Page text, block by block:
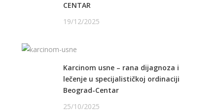
CENTAR
19/12/2025
Karcinom usne – rana dijagnoza i
lečenje u specijalističkoj ordinaciji
Beograd-Centar
25/10/2025